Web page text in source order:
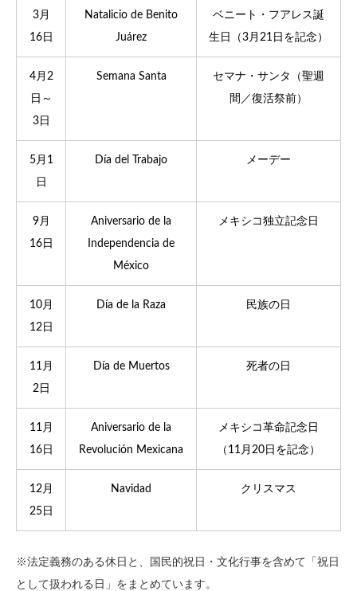
3月
16日
Natalicio de Benito
Juárez
ベニート・フアレス誕
生日（3月21日を記念）
4月2
日～
3日
Semana Santa
セマナ・サンタ（聖週
間／復活祭前）
5月1
日
Día del Trabajo メーデー
9月
16日
Aniversario de la
Independencia de
México
メキシコ独立記念日
10月
12日
Día de la Raza 民族の日
11月
2日
Día de Muertos 死者の日
11月
16日
Aniversario de la
Revolución Mexicana
メキシコ革命記念日
（11月20日を記念）
12月
25日
Navidad クリスマス
※法定義務のある休日と、国民的祝日・文化行事を含めて「祝日
として扱われる日」をまとめています。